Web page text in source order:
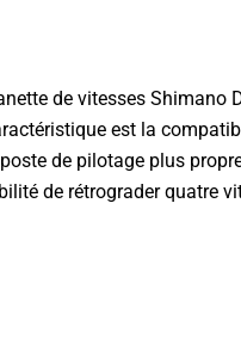
de vitesses
est la
de pilotage plus
de rétrograder quatre